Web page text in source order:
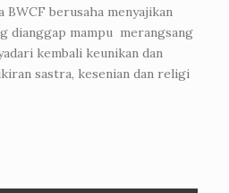
BWCF berusaha menyajikan
dianggap mampu merangsang
kembali keunikan dan
sastra, kesenian dan religi